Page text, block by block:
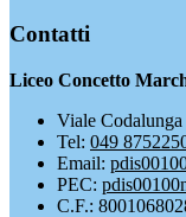
Contatti
Liceo Concetto
Viale
Tel: 049
Email:
PEC:
C.F.: